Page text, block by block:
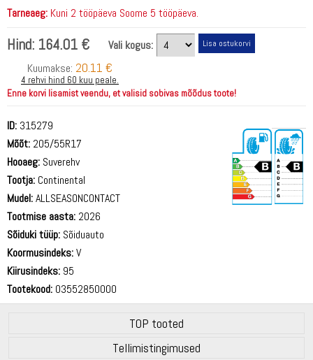
Tarneaeg: Kuni 2 tööpäeva Soome 5 tööpäeva.
Hind: 164.01 €
Vali kogus:
Kuumakse: 20.11 €
4 rehvi hind 60 kuu peale.
Enne korvi lisamist veendu, et valisid sobivas mõõdus toote!
ID: 315279
Mõõt: 205/55R17
Hooaeg: Suverehv
Tootja: Continental
Mudel:ALLSEASONCONTACT
Tootmise aasta: 2026
Sõiduki tüüp: Sõiduauto
Koormusindeks:V
Kiirusindeks: 95
Tootekood: 03552850000
TOP tooted
Tellimistingimused